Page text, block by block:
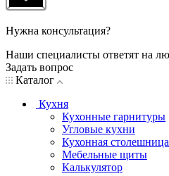
Нужна консультация?
Наши специалисты ответят на
Задать вопрос
Каталог
Кухня
Кухонные гарнитуры
Угловые кухни
Кухонная столешница
Мебельные щиты
Калькулятор